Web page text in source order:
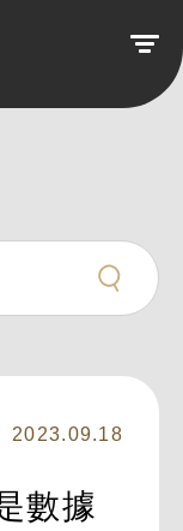
2023.09.18
數據